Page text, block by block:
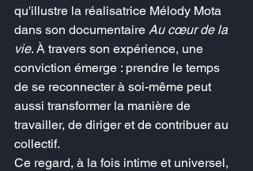
qu'illustre la réalisatrice Mélody Mota
dans son documentaire Au cœur de la
vie. À travers son expérience, une
conviction émerge : prendre le temps
de se reconnecter à soi-même peut
aussi transformer la manière de
travailler, de diriger et de contribuer au
collectif.
Ce regard, à la fois intime et universel,